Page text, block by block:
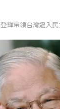
輝帶領台灣邁入